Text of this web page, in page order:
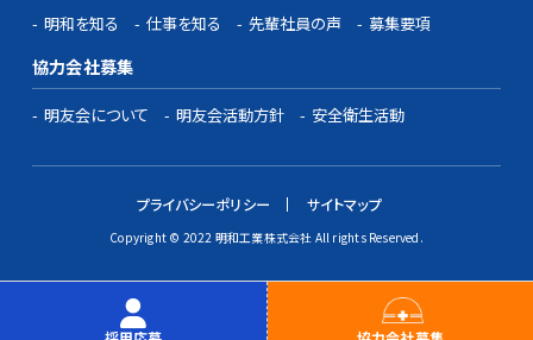
明和を知る 仕事を知る 先輩社員の声 募集要項
協力会社募集
明友会について 明友会活動方針 安全衛生活動
プライバシーポリシー サイトマップ
Copyright © 2022 明和工業株式会社 All rights Reserved.